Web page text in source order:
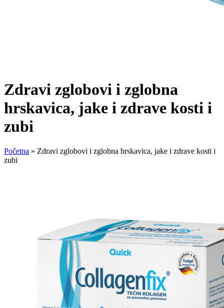
Zdravi zglobovi i zglobna
hrskavica, jake i zdrave kosti i
zubi
Početna » Zdravi zglobovi i zglobna hrskavica, jake i zdrave kosti i
zubi